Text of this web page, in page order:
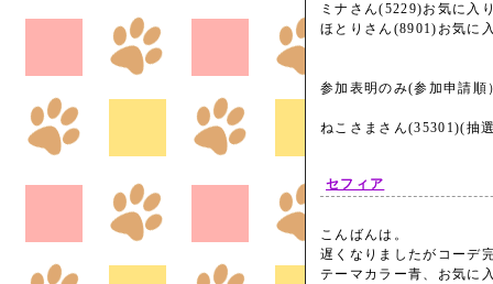
ミナさん(5229)お気に入
ほとりさん(8901)お気に
参加表明のみ(参加申請順
ねこさまさん(35301)(
セフィア
こんばんは。
遅くなりましたがコーデ
テーマカラー青、お気に